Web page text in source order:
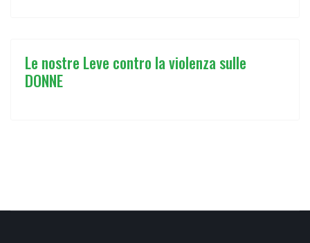
Le nostre Leve contro la violenza sulle
DONNE